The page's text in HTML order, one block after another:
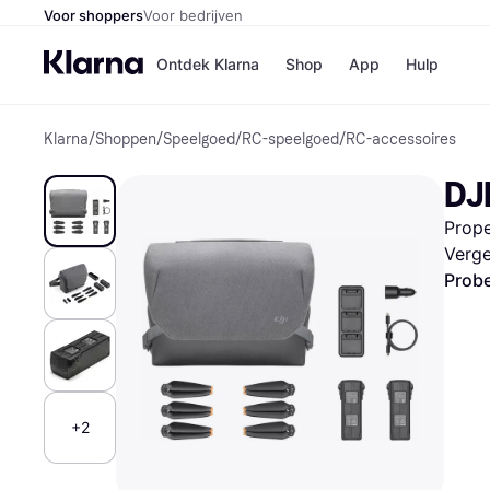
Voor shoppersVoor bedrijven
Ontdek Klarna Shop
Winkels
Bol
H&M
App Hulp
Klarna/Shoppen/Speelgoed/RC-speelgoed/RC-accessoires
+2